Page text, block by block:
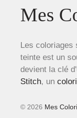
Mes
Les coloriages
teinte est un
devient la clé
Stitch, un
© 2026 Mes